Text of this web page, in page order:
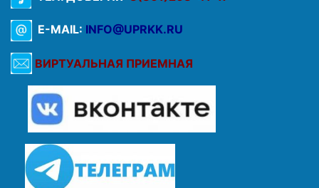
E-MAIL: INFO@UPRKK.RU
ВИРТУАЛЬНАЯ ПРИЕМНАЯ